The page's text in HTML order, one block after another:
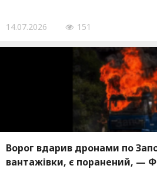
14.07.2026 151
Ворог вдарив дронами по
вантажівки, є поранений, —